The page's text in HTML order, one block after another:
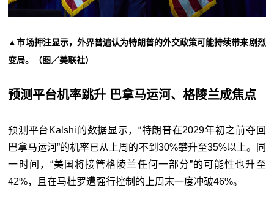
▲市场押注显示，外界普遍认为特朗普的外交政策可能持续带来剧烈
变局。（图／美联社）
预测平台机率跳升 巴拿马运河、格陵兰成焦点
预测平台Kalshi的数据显示，“特朗普在2029年初之前夺回
巴拿马运河”的机率已从上周的不到30%攀升至35%以上。同
一时间，“美国将接管格陵兰任何一部分”的可能性也升至
42%，且在马杜罗遭强行控制的上周末一度冲破46%。